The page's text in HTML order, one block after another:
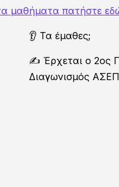
μαθήματα πατήστε
👂 Τα έμαθες;
✍️ Έρχεται ο 2ος
Διαγωνισμός